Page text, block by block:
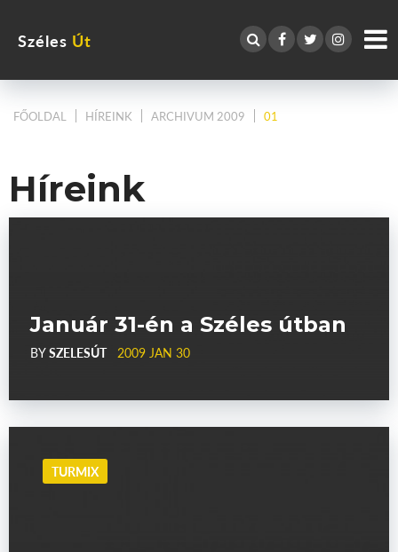
Széles Út
FŐOLDAL HÍREINK ARCHIVUM 2009 01
Híreink
Január 31-én a Széles útban
BYSZELESÚT 2009 JAN 30
TURMIX